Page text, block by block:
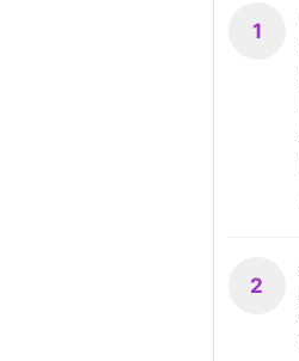
1
2